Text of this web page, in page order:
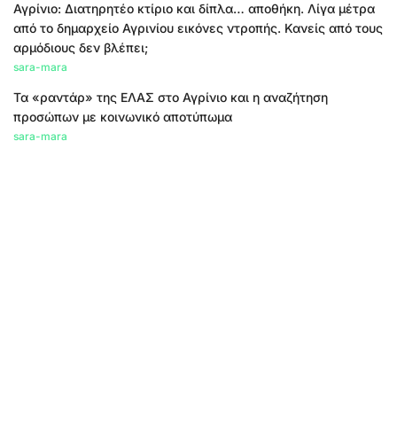
Αγρίνιο: Διατηρητέο κτίριο και δίπλα… αποθήκη. Λίγα μέτρα
από το δημαρχείο Αγρινίου εικόνες ντροπής. Κανείς από τους
αρμόδιους δεν βλέπει;
sara-mara
Τα «ραντάρ» της ΕΛΑΣ στο Αγρίνιο και η αναζήτηση
προσώπων με κοινωνικό αποτύπωμα
sara-mara